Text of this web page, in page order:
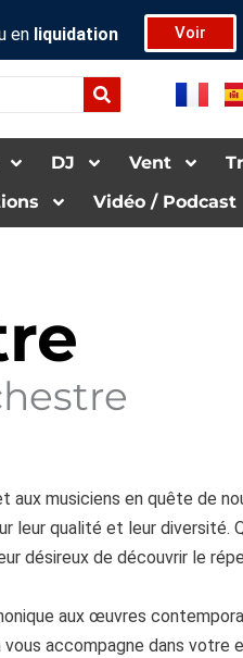
en liquidation Voir
DJ Vent
Vidéo / Pod­cas­t
aux musiciens en quête de
qualité et leur diversité.
désireux de découvrir le
aux œuvres
accompagne dans votre